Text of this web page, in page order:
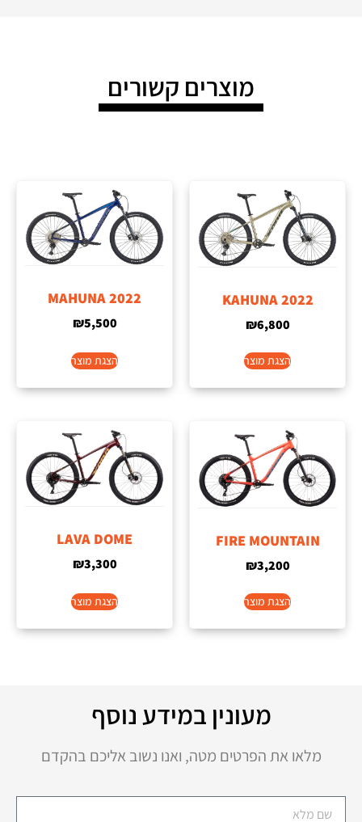
מוצרים קשורים
KAHUNA 2022
₪6,800
הצגת מוצר
MAHUNA 2022
₪5,500
הצגת מוצר
FIRE MOUNTAIN
₪3,200
הצגת מוצר
LAVA DOME
₪3,300
הצגת מוצר
מעונין במידע נוסף
מלאו את הפרטים מטה, ואנו נשוב אליכם בהקדם